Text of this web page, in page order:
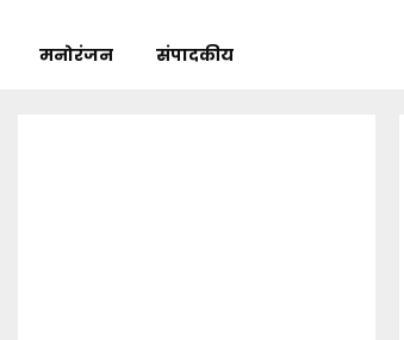
मनोरंजन संपादकीय